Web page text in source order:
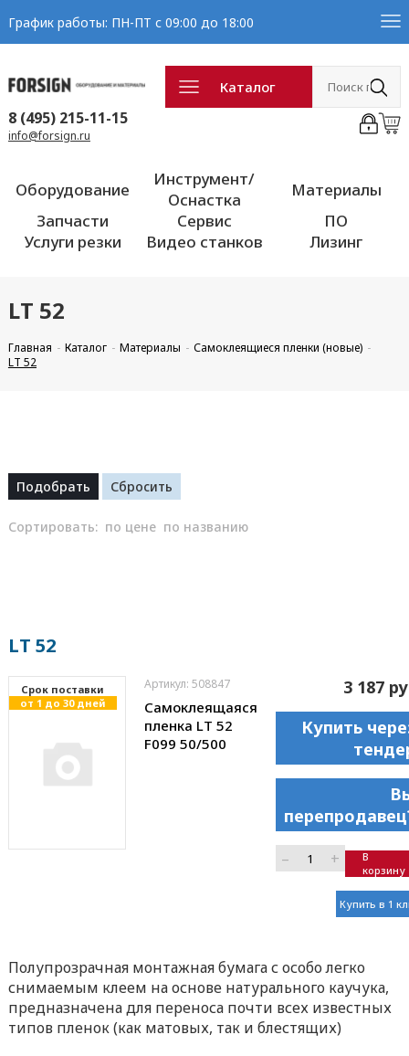
График работы: ПН-ПТ с 09:00 до 18:00
Каталог
8 (495) 215-11-15
info@forsign.ru
Оборудование
Инструмент/
Оснастка
Материалы
Запчасти
Сервис
ПО
Услуги резки
Видео станков Лизинг
LT 52
Главная Каталог Материалы
Самоклеящиеся пленки (новые)
LT 52
Сортировать: по цене по названию
LT 52
Cрок поставки
от 1 до 30 дней
Артикул: 508847
Самоклеящаяся
пленка LT 52
F099 50/500
3 187
Купить
– +
В
корзину
Купить в 1
Полупрозрачная монтажная бумага с особо легко
снимаемым клеем на основе натурального каучука,
предназначена для переноса почти всех известных
типов пленок (как матовых, так и блестящих)